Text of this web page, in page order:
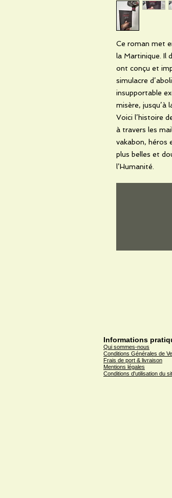
Ce roman met
la Martinique. Il
ont conçu et
simulacre
insupportable
misère, jusqu’à
Voici l’histoire
à travers les
vakabon, héros
plus belles et
l’Humanité.
Informations
Qui sommes-nous
Conditions Générales de
Frais de port & livraison
Mentions légales
Conditions d'utilisation du